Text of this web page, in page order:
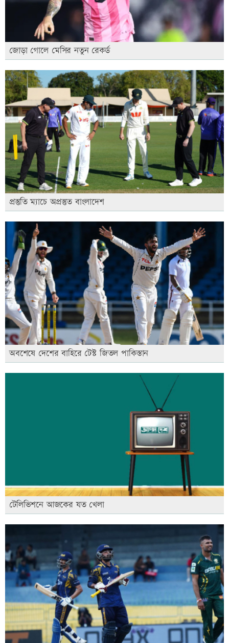
জোড়া গোলে মেসির নতুন রেকর্ড
প্রস্তুতি ম্যাচে অপ্রস্তুত বাংলাদেশ
অবশেষে দেশের বাহিরে টেস্ট জিতল পাকিস্তান
টেলিভিশনে আজকের যত খেলা